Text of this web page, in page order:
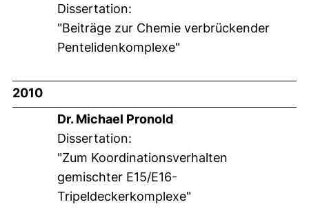
Dissertation:
"Beiträge zur Chemie verbrückender
Pentelidenkomplexe"
2010
Dr. Michael Pronold
Dissertation:
"Zum Koordinationsverhalten
gemischter E15/E16-
Tripeldeckerkomplexe"